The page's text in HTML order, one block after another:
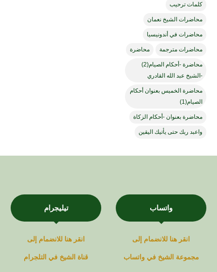
كلمات ترحيب
محاضرات الشيخ نعمان
محاضرات في أندونيسيا
محاضرات مترجمة محاضرة
محاضرة -أحكام الصيام(2)
-الشيخ عبد الله القادري
محاضرة الخميس بعنوان أحكام
الصيام(1)
محاضرة بعنوان -أحكام الزكاة
واعبد ربك حتى يأتيك اليقين
واتساب
انقر هنا للانضمام إلى
مجموعة الشيخ فيواتساب
تيليجرام
انقر هنا للانضمام إلى
قناة الشيخ في التلجرام